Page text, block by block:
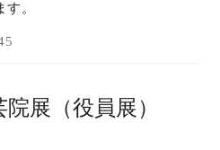
。
展（役員展）